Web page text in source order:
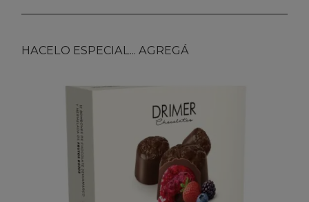
HACELO ESPECIAL... AGREGÁ